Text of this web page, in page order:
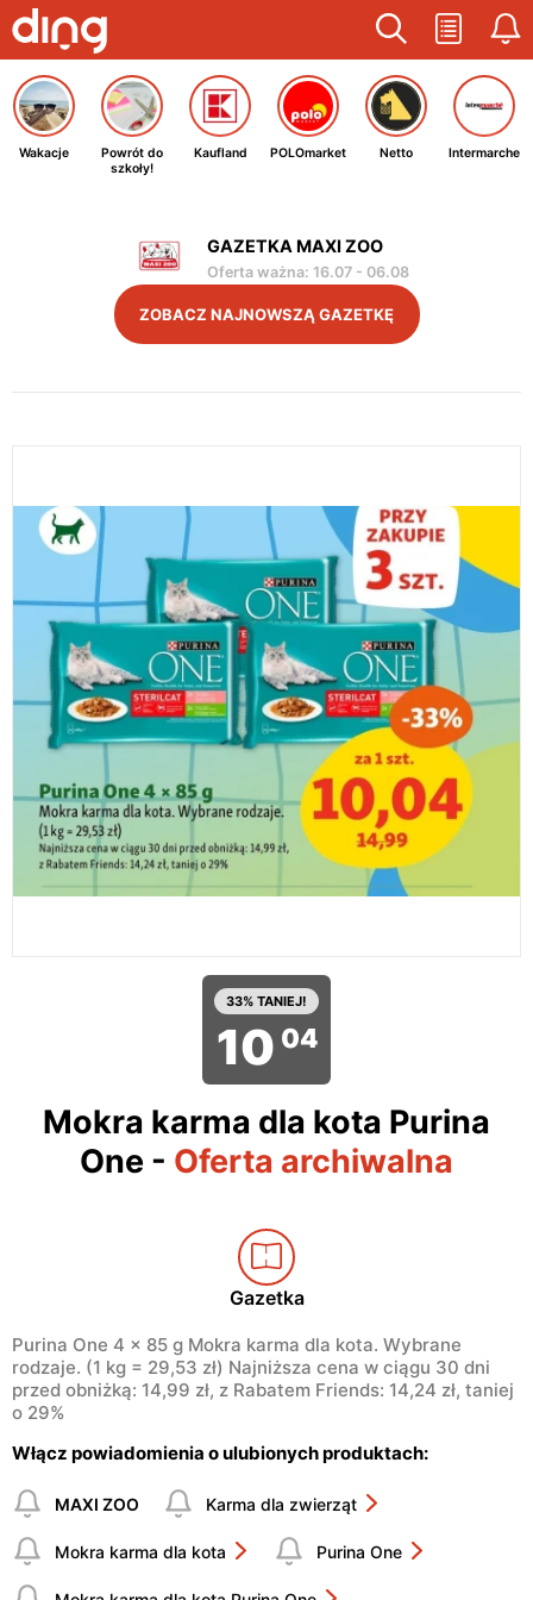
Wakacje
Powrót do
szkoły!
Kaufland POLOmarket Netto Intermarche
GAZETKA MAXI ZOO
Oferta ważna: 16.07 - 06.08
ZOBACZ NAJNOWSZĄ GAZETKĘ
33% TANIEJ!
10 04
Mokra karma dla kota Purina
One - Oferta archiwalna
Gazetka
Purina One 4 × 85 g Mokra karma dla kota. Wybrane
rodzaje. (1 kg = 29,53 zł) Najniższa cena w ciągu 30 dni
przed obniżką: 14,99 zł, z Rabatem Friends: 14,24 zł, taniej
o 29%
Włącz powiadomienia o ulubionych produktach:
MAXI ZOO Karma dla zwierząt
Mokra karma dla kota Purina One